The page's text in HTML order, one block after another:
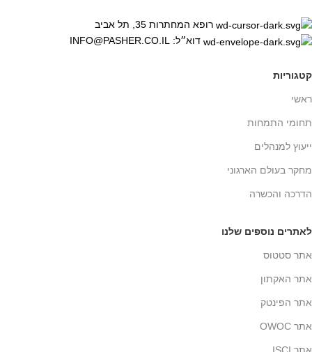
רופא המחתרות 35, תל אביב
דוא״ל: INFO@PASHER.CO.IL
קטגוריות
ראשי
תחומי התמחות
ייעוץ למנהלים
מחקר בעולם הארגוני
הדרכה והכשרה
לאתרים נוספים שלנו
אתר סטטוס
אתר האקתון
אתר הפינטק
אתר OWOC
אתר ISCI